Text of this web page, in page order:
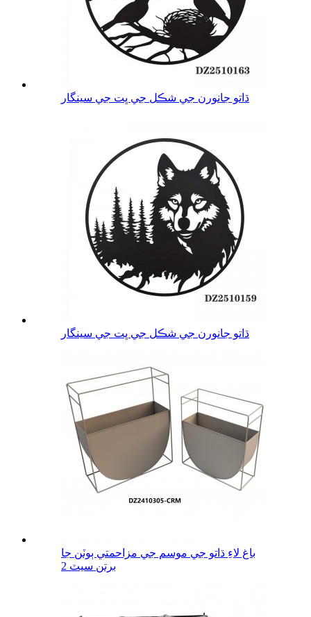
ڌاتو جانورن جي شڪل جي ڀت جي سينگار
ڌاتو جانورن جي شڪل جي ڀت جي سينگار
باغ لاءِ ڌاتو جي موسم جي مزاحمتي ٻوٽن جا
برتن سيٽ 2